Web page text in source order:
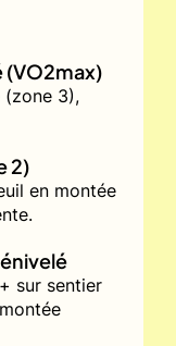
(VO2max)
(zone 3),
2)
en montée
sur sentier